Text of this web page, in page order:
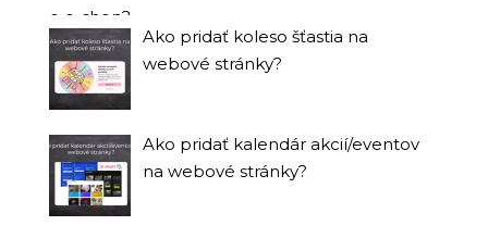
Ako pridať koleso šťastia na
webové stránky?
Ako pridať kalendár akcií/eventov
na webové stránky?